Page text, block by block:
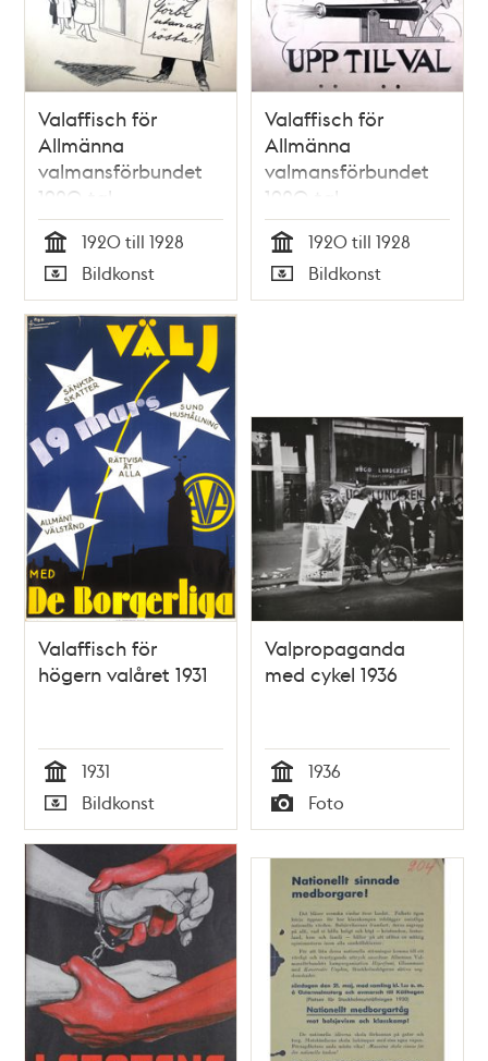
Valaffisch för
Allmänna
valmansförbundet
1920-tal
Tid
1920 till 1928
Typ
Bildkonst
Valaffisch för
Allmänna
valmansförbundet
1920-tal
Tid
1920 till 1928
Typ
Bildkonst
Valaffisch för
högern valåret 1931
Tid
1931
Typ
Bildkonst
Valpropaganda
med cykel 1936
Tid
1936
Typ
Foto